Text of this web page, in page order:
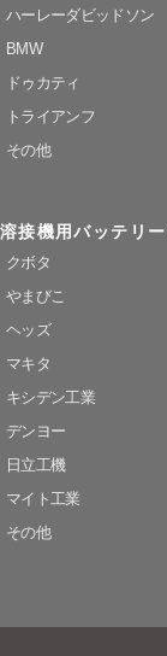
ハーレーダビッドソン
BMW
ドゥカティ
トライアンフ
その他
溶接機用バッテリー
クボタ
やまびこ
ヘッズ
マキタ
キシデン工業
デンヨー
日立工機
マイト工業
その他